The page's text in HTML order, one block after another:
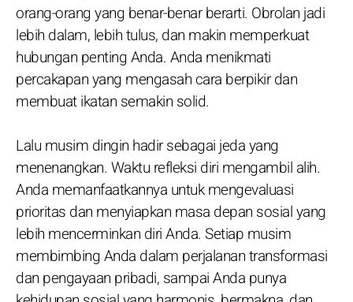
orang-orang yang benar-benar berarti. Obrolan jadi
lebih dalam, lebih tulus, dan makin memperkuat
hubungan penting Anda. Anda menikmati
percakapan yang mengasah cara berpikir dan
membuat ikatan semakin solid.
Lalu musim dingin hadir sebagai jeda yang
menenangkan. Waktu refleksi diri mengambil alih.
Anda memanfaatkannya untuk mengevaluasi
prioritas dan menyiapkan masa depan sosial yang
lebih mencerminkan diri Anda. Setiap musim
membimbing Anda dalam perjalanan transformasi
dan pengayaan pribadi, sampai Anda punya